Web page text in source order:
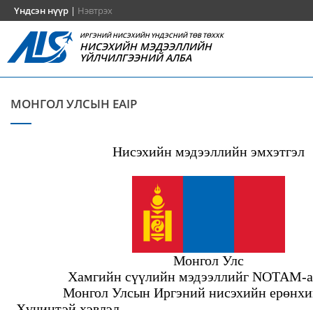
Үндсэн нүүр | Нэвтрэх
ИРГЭНИЙ НИСЭХИЙН ҮНДЭСНИЙ ТӨВ ТӨХХК
НИСЭХИЙН МЭДЭЭЛЛИЙН
ҮЙЛЧИЛГЭЭНИЙ АЛБА
МОНГОЛ УЛСЫН EAIP